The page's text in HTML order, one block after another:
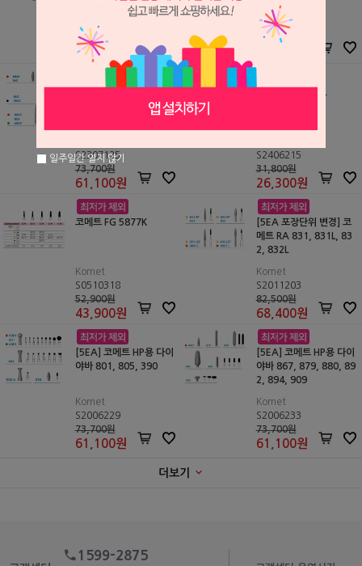
S2512229
52,900원
43,900
Komet
S2507970
52,900원
P용 다이야바 860~
S2307125
73,700원
61,100원
코메트 FG 6856L
S2406215
31,800원
26,300원
코메트 FG 5877K
Komet
S0510318
52,900원
43,900원
[5EA 포장단위 변경] 코
메트 RA 831, 831L, 83
2, 832L
Komet
S2011203
82,500원
68,400원
[5EA] 코메트 HP용 다이
야바 801, 805, 390
Komet
S2006229
73,700원
61,100원
[5EA] 코메트 HP용 다이
야바 867, 879, 880, 89
2, 894, 909
Komet
S2006233
73,700원
61,100원
더보기
1599-2875
일주일간 열지 않기